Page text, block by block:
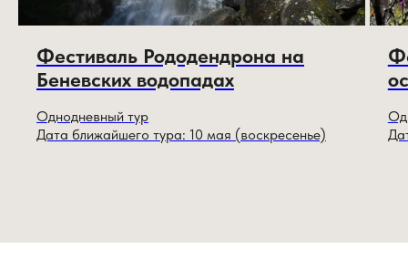
Фестиваль Рододендрона на
Беневских водопадах
Однодневный тур
Дата ближайшего тура: 10 мая (воскресенье)